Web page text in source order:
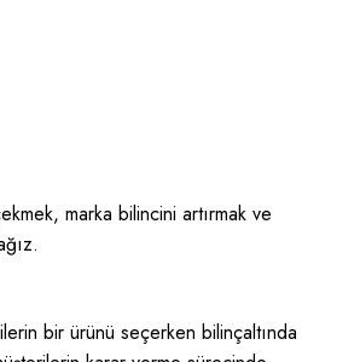
marka bilincini artırmak ve
bir ürünü seçerken bilinçaltında